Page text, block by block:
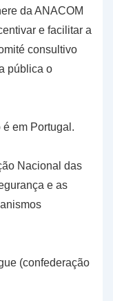
da ANACOM
e facilitar a
consultivo
pública o
em Portugal.
Nacional das
e as
(confederação